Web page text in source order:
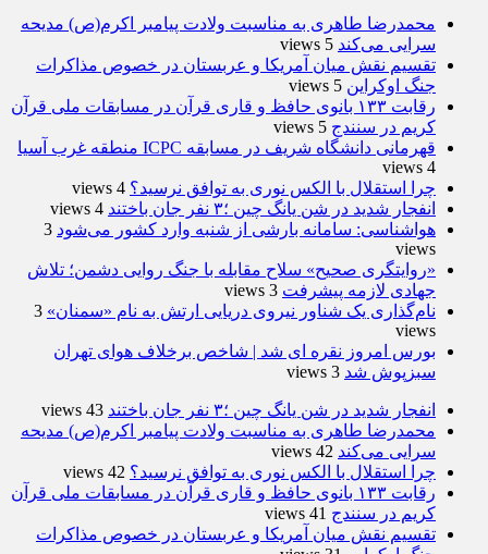
محمدرضا طاهری به مناسبت ولادت پیامبر اکرم(ص) مدیحه
سرایی می‌کند 5 views
تقسیم نقش میان آمریکا و عربستان در خصوص مذاکرات
جنگ اوکراین 5 views
رقابت ۱۳۳ بانوی حافظ و قاری قرآن در مسابقات ملی قرآن
کریم در سنندج 5 views
قهرمانی دانشگاه شریف در مسابقه ICPC منطقه غرب آسیا
4 views
چرا استقلال با الکس نوری به توافق نرسید؟ 4 views
انفجار شدید در شن یانگ چین ؛۳ نفر جان باختند
4 views
هواشناسی: سامانه بارشی از شنبه وارد کشور می‌شود 3
views
«روایتگری صحیح» سلاح مقابله با جنگ روایی دشمن؛ تلاش
جهادی لازمه پیشرفت 3 views
نام‌گذاری یک شناور نیروی دریایی ارتش به نام «سمنان» 3
views
بورس امروز نقره ای شد | شاخص برخلاف هوای تهران
سبزپوش شد 3 views
انفجار شدید در شن یانگ چین ؛۳ نفر جان باختند
43 views
محمدرضا طاهری به مناسبت ولادت پیامبر اکرم(ص) مدیحه
سرایی می‌کند 42 views
چرا استقلال با الکس نوری به توافق نرسید؟ 42 views
رقابت ۱۳۳ بانوی حافظ و قاری قرآن در مسابقات ملی قرآن
کریم در سنندج 41 views
تقسیم نقش میان آمریکا و عربستان در خصوص مذاکرات